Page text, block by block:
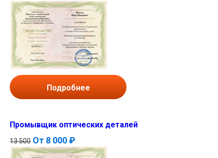
Подробнее
Промывщик оптических деталей
13 500 От 8 000 ₽